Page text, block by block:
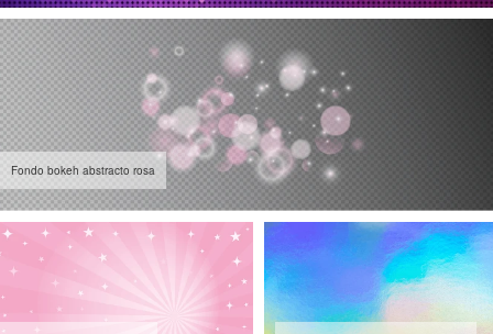
Fondo bokeh abstracto rosa